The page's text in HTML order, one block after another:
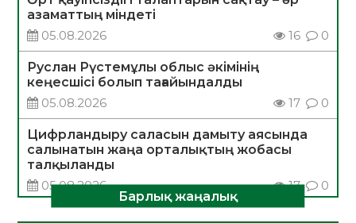
азаматтың міндеті
05.08.2026
16 0
Руслан Рүстемұлы облыс әкімінің
кеңесшісі болып тағайындалды
05.08.2026
17 0
Цифрландыру саласын дамыту аясында
салынатын жаңа орталықтың жобасы
талқыланды
05.08.2026
17 0
Барлық жаңалық